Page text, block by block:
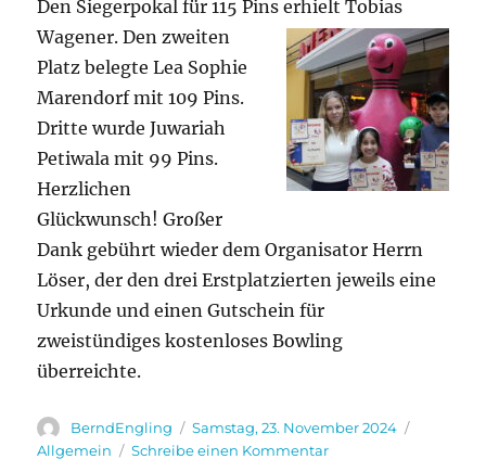
Den Siegerpokal für 115 Pins erhielt Tobias
Wagener. Den zweiten
Platz belegte Lea Sophie
Marendorf mit 109 Pins.
Dritte wurde Juwariah
Petiwala mit 99 Pins.
Herzlichen
Glückwunsch! Großer
Dank gebührt wieder dem Organisator Herrn
Löser, der den drei Erstplatzierten jeweils eine
Urkunde und einen Gutschein für
zweistündiges kostenloses Bowling
überreichte.
Autor
BerndEngling
Veröffentlicht
am
Samstag, 23. November 2024
Allgemein
Schreibe einen Kommentarzu